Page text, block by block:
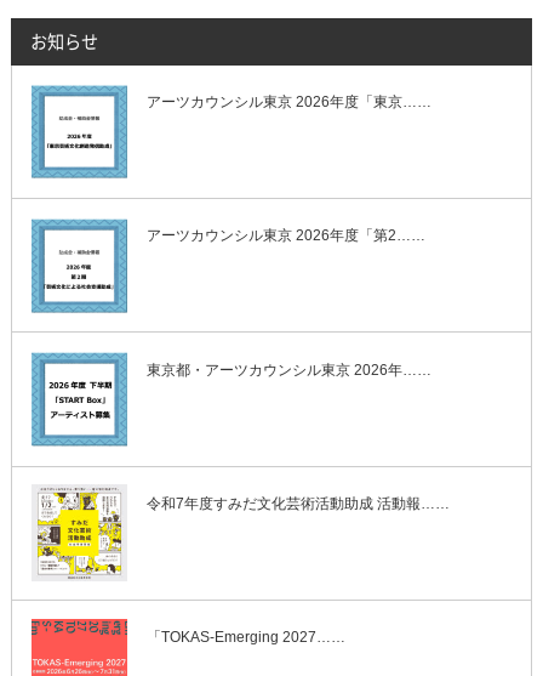
お知らせ
アーツカウンシル東京 2026年度「東京……
アーツカウンシル東京 2026年度「第2……
東京都・アーツカウンシル東京 2026年……
令和7年度すみだ文化芸術活動助成 活動報……
「TOKAS-Emerging 2027……